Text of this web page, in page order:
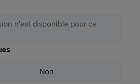
n'est disponible pour ce
Non